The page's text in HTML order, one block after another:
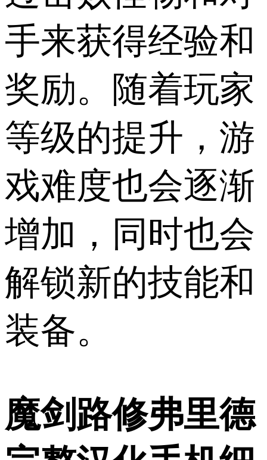
手来获得经验和
奖励。随着玩家
等级的提升，游
戏难度也会逐渐
增加，同时也会
解锁新的技能和
装备。
魔剑路修弗里德